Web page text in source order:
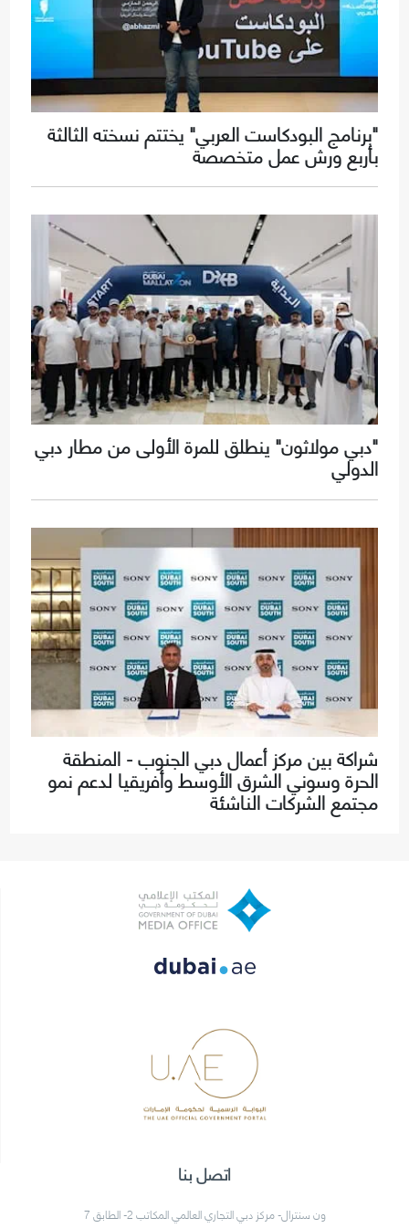
"برنامج البودكاست العربي" يختتم نسخته الثالثة
بأربع ورش عمل متخصصة
"دبي مولاثون" ينطلق للمرة الأولى من مطار دبي
الدولي
شراكة بين مركز أعمال دبي الجنوب - المنطقة
الحرة وسوني الشرق الأوسط وأفريقيا لدعم نمو
مجتمع الشركات الناشئة
اتصل بنا
ون سنترال- مركز دبي التجاري العالمي المكاتب 2- الطابق 7